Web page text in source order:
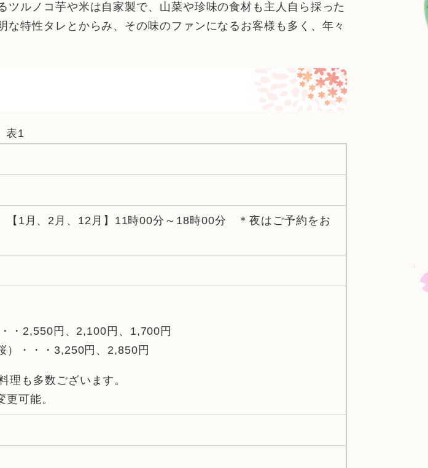
ルノコ芋や米は自家製で、山菜や珍味の食材も主人自ら採った
特性タレとからみ、その味のファンになるお客様も多く、年々
表1
【1月、2月、12月】11時00分～18時00分 ＊夜はご予約をお
・2,550円、2,100円、1,700円
）・・・3,250円、2,850円
理も多数ございます。
可能。